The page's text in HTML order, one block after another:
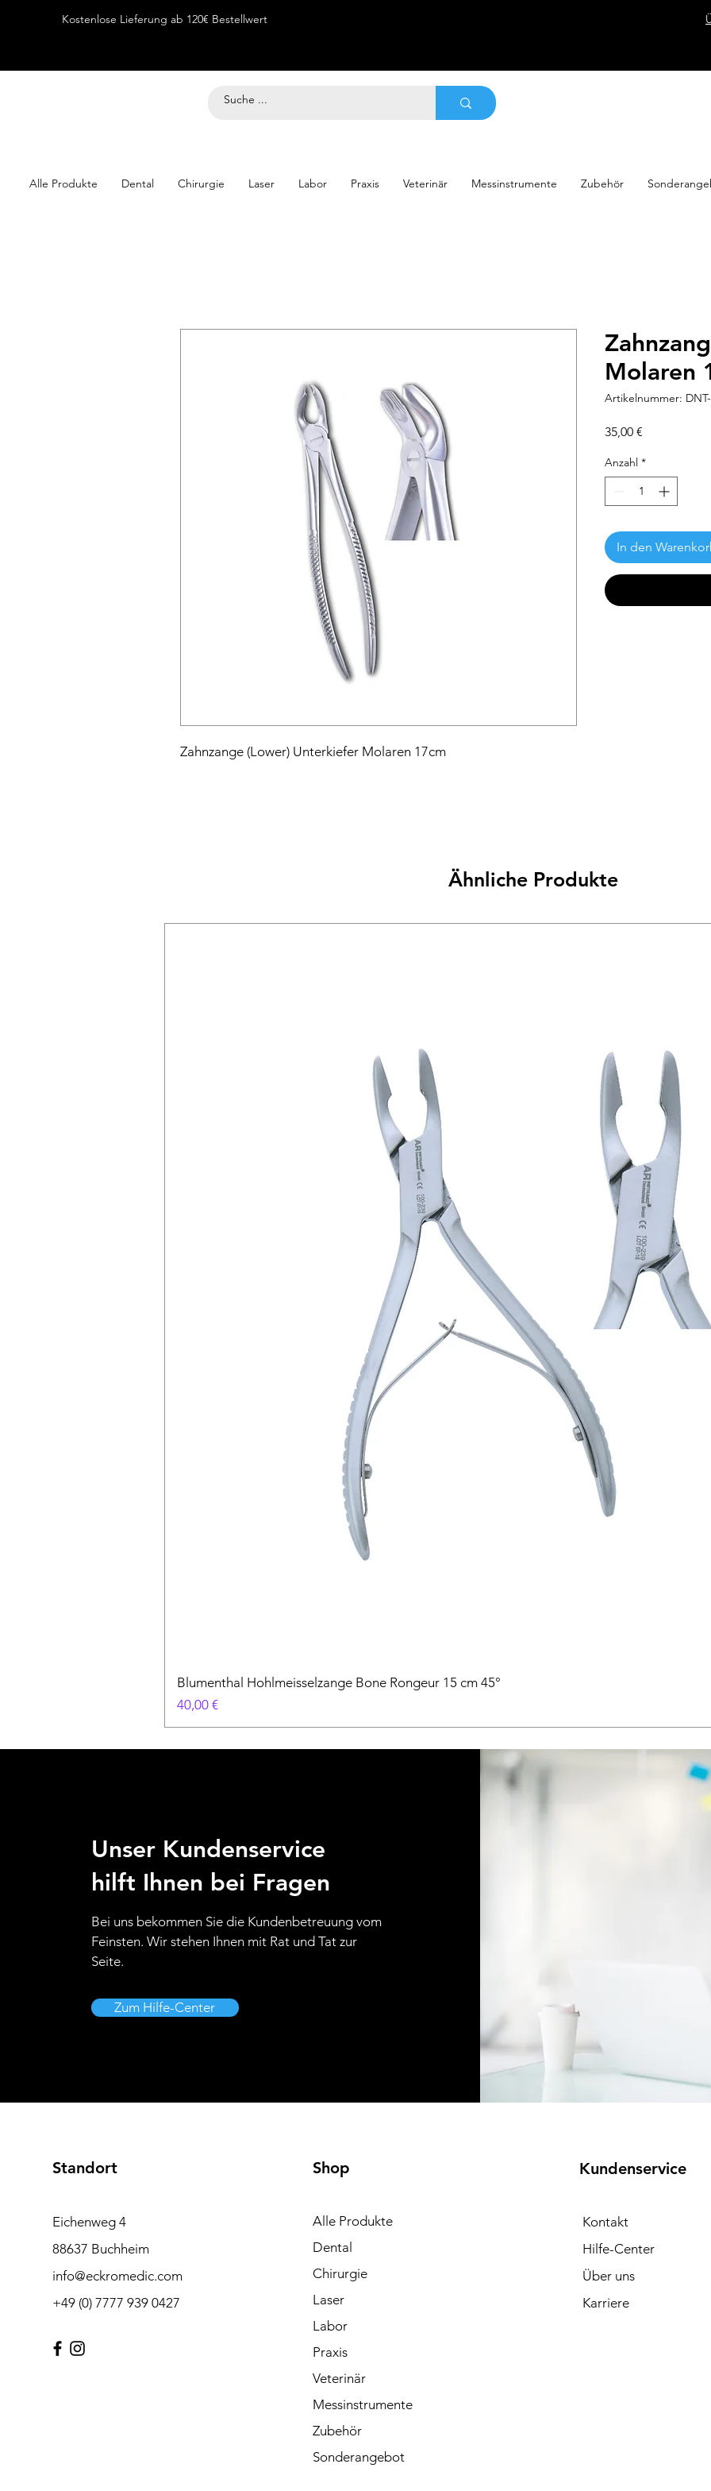
Kostenlose Lieferung ab 120€ Bestellwert
Alle Produkte Dental Chirurgie Laser Labor Praxis Veterinär Messinstrumente Zubehör
Zahnzange (Lower) Unterkiefer Molaren 17cm
Molaren
Artikelnummer: DNT-
35,00 €
Anzahl *
In den
Ähnliche Produkte
Blumenthal Hohlmeisselzange Bone Rongeur 15 cm 45°
Preis
40,00 €
Unser Kundenservice
hilft Ihnen bei Fragen
Bei uns bekommen Sie die Kundenbetreuung vom
Feinsten. Wir stehen Ihnen mit Rat und Tat zur
Seite.
Zum Hilfe-Center
Standort
Eichenweg 4
88637 Buchheim
info@eckromedic.com
+49 (0) 7777 939 0427
Shop
Alle Produkte
Dental
Chirurgie
Laser
Labor
Praxis
Veterinär
Messinstrumente
Zubehör
Sonderangebot
Kundenservice
Kontakt
Hilfe-Center
Über uns
Karriere